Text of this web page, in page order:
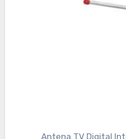
Antena TV Digital